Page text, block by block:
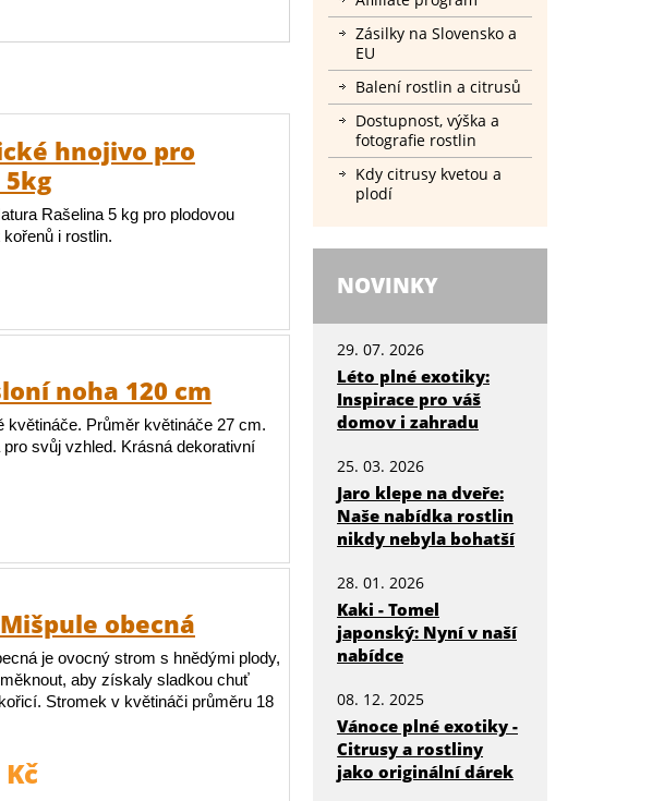
hnojivo pro
Rašelina 5 kg pro plodovou
i rostlin.
noha 120 cm
Průměr květináče 27 cm.
svůj vzhled. Krásná dekorativní
obecná
je ovocný strom s hnědými plody,
aby získaly sladkou chuť
Stromek v květináči průměru 18
Zásilky na Slovensko a
EU
Balení rostlin a citrusů
Dostupnost, výška a
fotografie rostlin
Kdy citrusy kvetou a
plodí
NOVINKY
29. 07. 2026
Léto plné exotiky:
Inspirace pro váš
domov i zahradu
25. 03. 2026
Jaro klepe na dveře:
Naše nabídka rostlin
nikdy nebyla bohatší
28. 01. 2026
Kaki - Tomel
japonský: Nyní v naší
nabídce
08. 12. 2025
Vánoce plné exotiky -
Citrusy a rostliny
jako originální dárek